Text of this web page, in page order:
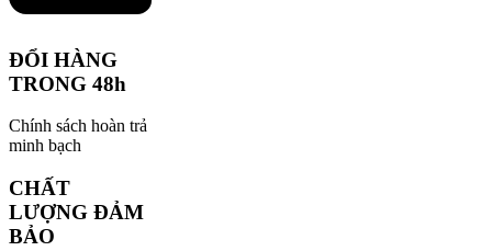
ĐỔI HÀNG
TRONG 48h
Chính sách hoàn trả
minh bạch
CHẤT
LƯỢNG ĐẢM
BẢO